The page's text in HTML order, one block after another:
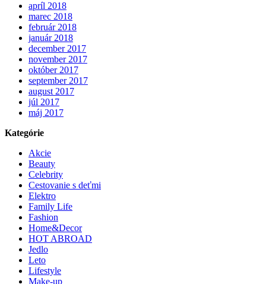
apríl 2018
marec 2018
február 2018
január 2018
december 2017
november 2017
október 2017
september 2017
august 2017
júl 2017
máj 2017
Kategórie
Akcie
Beauty
Celebrity
Cestovanie s deťmi
Elektro
Family Life
Fashion
Home&Decor
HOT ABROAD
Jedlo
Leto
Lifestyle
Make-up